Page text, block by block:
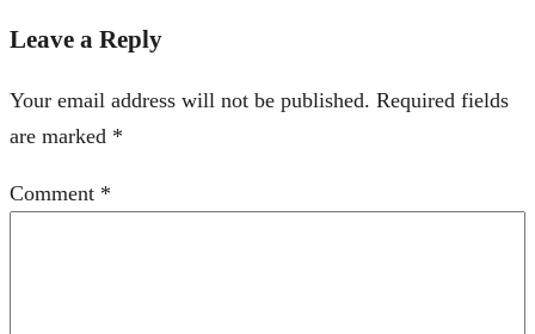
Leave a Reply
Your email address will not be published. Required fields
are marked *
Comment *